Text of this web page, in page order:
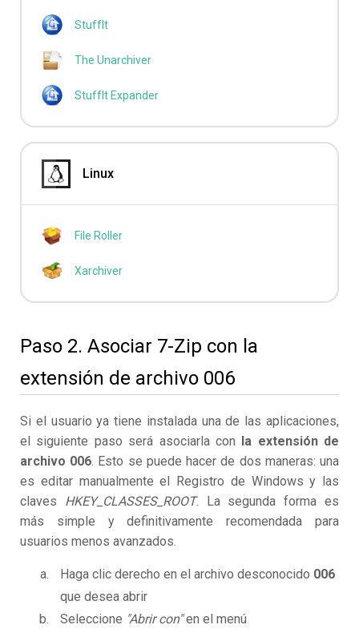
StuffIt
The Unarchiver
StuffIt Expander
Linux
File Roller
Xarchiver
Paso 2. Asociar 7-Zip con la
extensión de archivo 006
Si el usuario ya tiene instalada una de las aplicaciones,
el siguiente paso será asociarla con la extensión de
archivo 006. Esto se puede hacer de dos maneras: una
es editar manualmente el Registro de Windows y las
claves HKEY_CLASSES_ROOT. La segunda forma es
más simple y definitivamente recomendada para
usuarios menos avanzados.
Haga clic derecho en el archivo desconocido 006
que desea abrir
Seleccione "Abrir con"en el menú